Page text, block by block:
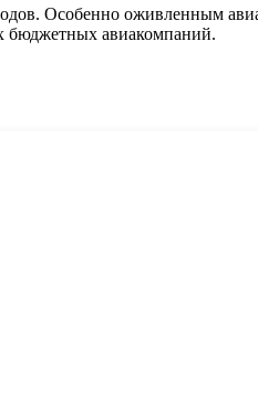
Особенно оживленным
бюджетных авиакомпаний.